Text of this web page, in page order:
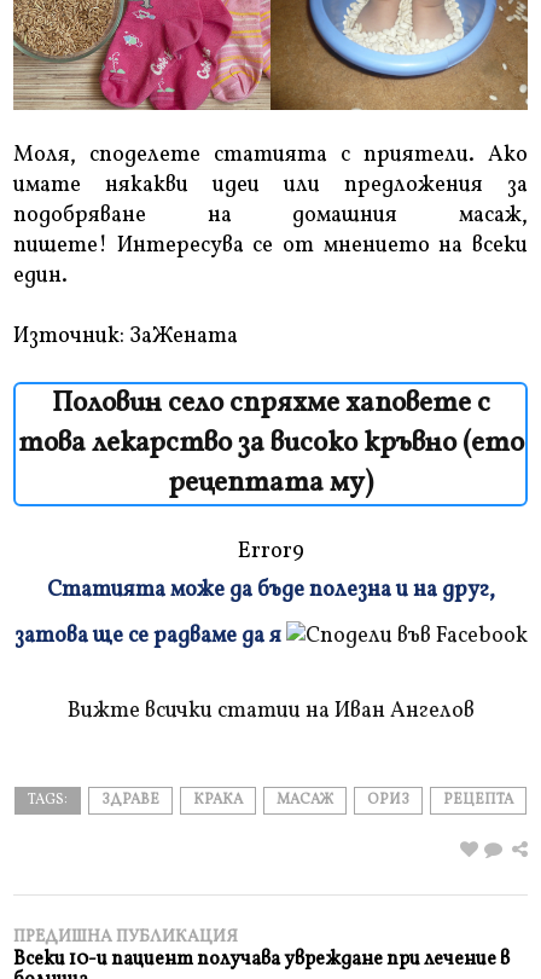
Моля, споделете статията с приятели. Ако
имате някакви идеи или предложения за
подобряване на домашния масаж,
пишете! Интересува се от мнението на всеки
един.
Източник: ЗаЖената
Половин село спряхме хаповете с
това лекарство за високо кръвно (ето
рецептата му)
Error9
и
Статията може да бъде полезна и на друг,
затова ще се радваме да я
Вижте всички статии на Иван Ангелов
TAGS: ЗДРАВЕ КРАКА МАСАЖ ОРИЗ РЕЦЕПТА
ПРЕДИШНА ПУБЛИКАЦИЯ
Всеки 10-и пациент получава увреждане при лечение в